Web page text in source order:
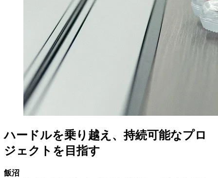
ハードルを乗り越え、持続可能なプロ
ジェクトを目指す
飯沼